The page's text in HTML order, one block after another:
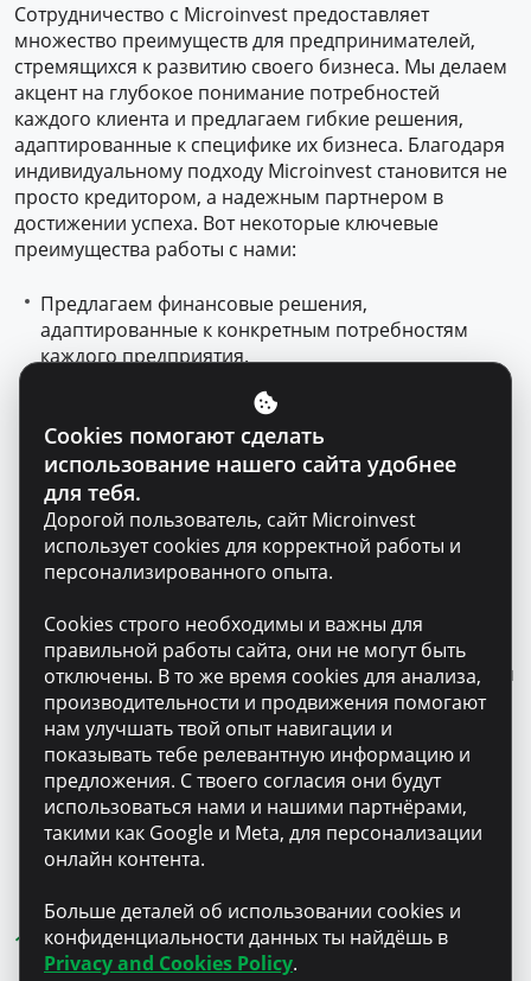
Сотрудничество с Microinvest предоставляет
множество преимуществ для предпринимателей,
стремящихся к развитию своего бизнеса. Мы делаем
акцент на глубокое понимание потребностей
каждого клиента и предлагаем гибкие решения,
адаптированные к специфике их бизнеса. Благодаря
индивидуальному подходу Microinvest становится не
просто кредитором, а надежным партнером в
достижении успеха. Вот некоторые ключевые
преимущества работы с нами:
Предлагаем финансовые решения,
адаптированные к конкретным потребностям
каждого предприятия.
Простые и понятные кредитные продукты, с
индивидуально составленным графиком
платежей.
Возможность воспользоваться кредитным
лимитом сроком до 36 месяцев, основанным на
финансовом анализе, без дополнительных затрат
и с твоим минимальным участием.
условия кредитования.
В течение всего сотрудничества мы обеспечиваем
постоянную поддержку и консультации,
придерживаясь ответственного и этичного
подхода к каждому клиенту.
Как, по твоему мнению, влияет
финансовое образование на
кредитные решения
предпринимателей? Какие
индивидуальные инструменты
Cookies помогают сделать
использование нашего сайта удобнее
для тебя.
Дорогой пользователь, сайт Microinvest
использует cookies для корректной работы и
персонализированного опыта.
Cookies строго необходимы и важны для
правильной работы сайта, они не могут быть
отключены. В то же время cookies для анализа,
производительности и продвижения помогают
нам улучшать твой опыт навигации и
показывать тебе релевантную информацию и
предложения. С твоего согласия они будут
использоваться нами и нашими партнёрами,
такими как Google и Meta, для персонализации
онлайн контента.
Больше деталей об использовании cookies и
конфиденциальности данных ты найдёшь в
Privacy and Cookies Policy.